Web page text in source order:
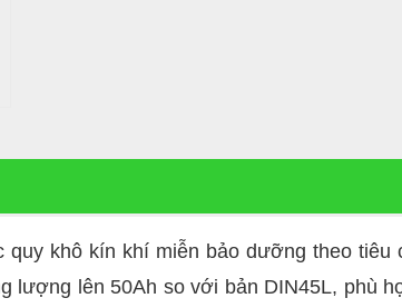
quy khô kín khí miễn bảo dưỡng theo
lượng lên 50Ah so với bản DIN45L, phù